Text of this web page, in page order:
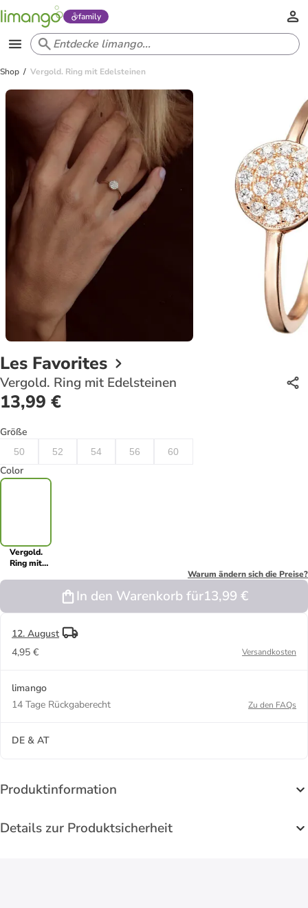
family
Shop Vergold. Ring mit Edelsteinen
Les Favorites
Vergold. Ring mit Edelsteinen
13,99 €
Größe
50 52 54 56 60
Color
Vergold.
Ring mit
Warum ändern sich die Preise?
In den Warenkorb für13,99 €
12. August
4,95 €
Versandkosten
limango
14 Tage Rückgaberecht
Zu den FAQs
DE & AT
Produktinformation
Details zur Produktsicherheit